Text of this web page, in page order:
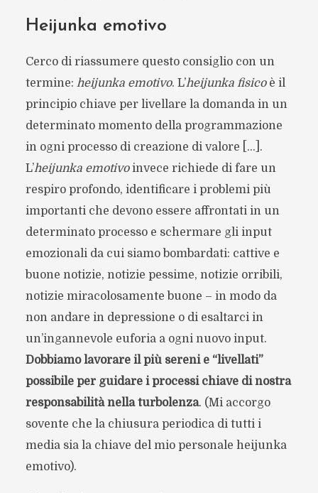
Heijunka emotivo
Cerco di riassumere questo consiglio con un
termine: heijunka emotivo. L’heijunka fisicoè il
principio chiave per livellare la domanda in un
determinato momento della programmazione
in ogni processo di creazione di valore […].
L’heijunka emotivoinvece richiede di fare un
respiro profondo, identificare i problemi più
importanti che devono essere affrontati in un
determinato processo e schermare gli input
emozionali da cui siamo bombardati: cattive e
buone notizie, notizie pessime, notizie orribili,
notizie miracolosamente buone – in modo da
non andare in depressione o di esaltarci in
un’ingannevole euforia a ogni nuovo input.
Dobbiamo lavorare il più sereni e “livellati”
possibile per guidare i processi chiave di nostra
responsabilità nella turbolenza. (Mi accorgo
sovente che la chiusura periodica di tutti i
media sia la chiave del mio personale heijunka
emotivo).